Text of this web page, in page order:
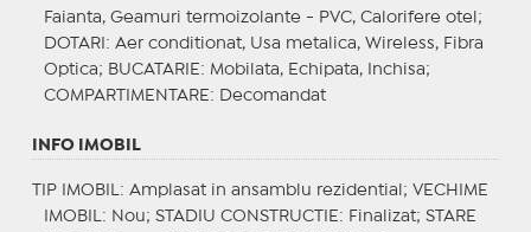
Faianta, Geamuri termoizolante - PVC, Calorifere otel;
DOTARI : Aer conditionat, Usa metalica, Wireless, Fibra
Optica; BUCATARIE : Mobilata, Echipata, Inchisa;
COMPARTIMENTARE : Decomandat
INFO IMOBIL
TIP IMOBIL : Amplasat in ansamblu rezidential; VECHIME
IMOBIL : Nou; STADIU CONSTRUCTIE : Finalizat; STARE